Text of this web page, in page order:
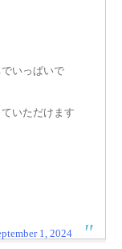
いっぱいで
いただけます
1, 2024